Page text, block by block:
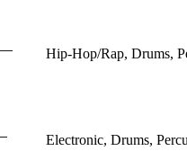
Hip-Hop/Rap, Drums,
Electronic, Drums,